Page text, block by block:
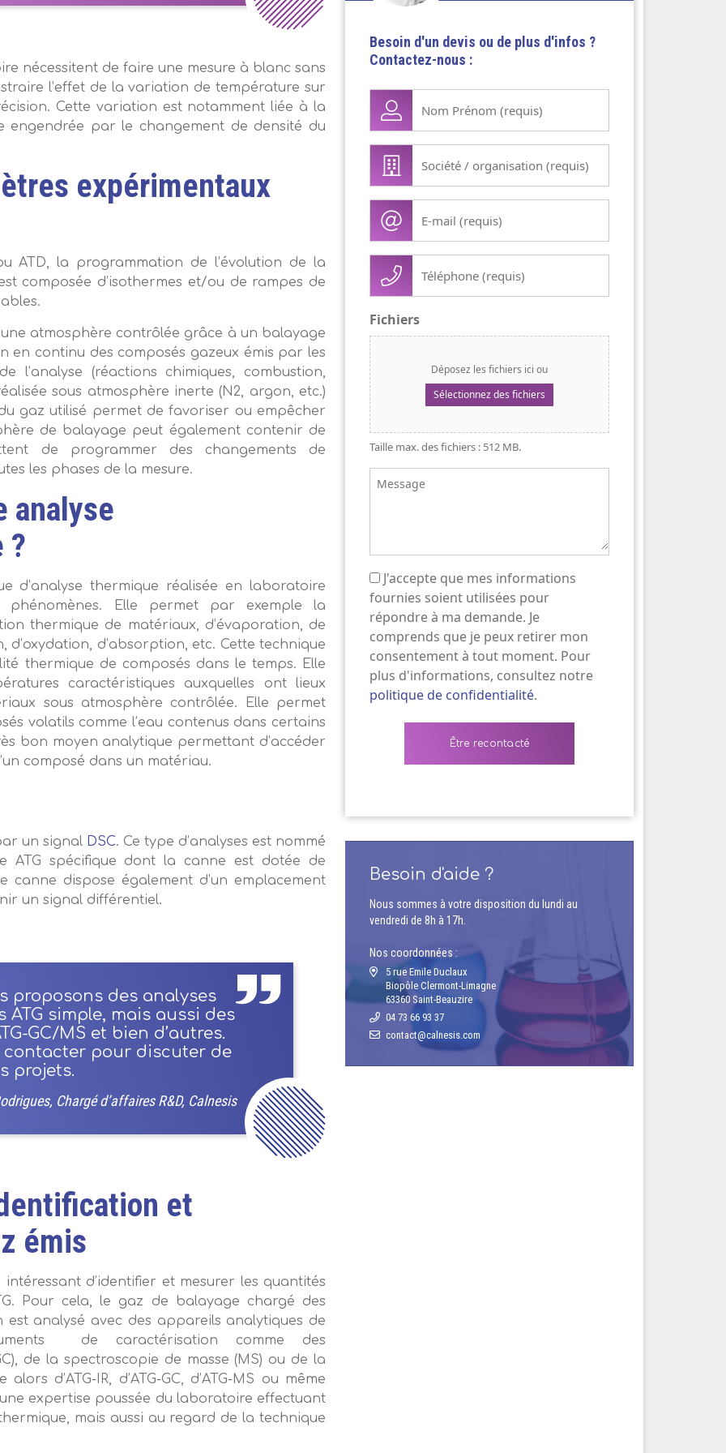
nécessitent de faire une mesure à blanc sans
l’effet de la variation de température sur
Cette variation est notamment liée à la
engendrée par le changement de densité du
expérimentaux
ATD, la programmation de l’évolution de la
composée d’isothermes et/ou de rampes de
une atmosphère contrôlée grâce à un balayage
en continu des composés gazeux émis par les
l’analyse (réactions chimiques, combustion,
sous atmosphère inerte (N2, argon, etc.)
gaz utilisé permet de favoriser ou empêcher
de balayage peut également contenir de
de programmer des changements de
les phases de la mesure.
analyse
?
d’analyse thermique réalisée en laboratoire
phénomènes. Elle permet par exemple la
thermique de matériaux, d’évaporation, de
d’absorption, etc. Cette technique
thermique de composés dans le temps. Elle
caractéristiques auxquelles ont lieux
sous atmosphère contrôlée. Elle permet
volatils comme l’eau contenus dans certains
bon moyen analytique permettant d’accéder
composé dans un matériau.
un signal DSC. Ce type d’analyses est nommé
ATG spécifique dont la canne est dotée de
dispose également d’un emplacement
un signal différentiel.
proposons des analyses
simple, mais aussi des
GC/MS et bien d’autres.
contacter pour discuter de
projets.
Chargé d’affaires R&D, Calnesis
et
émis
d’identifier et mesurer les quantités
Pour cela, le gaz de balayage chargé des
est analysé avec des appareils analytiques de
de caractérisation comme des
de la spectroscopie de masse (MS) ou de la
d’ATG-IR, d’ATG-GC, d’ATG-MS ou même
une expertise poussée du laboratoire effectuant
mais aussi au regard de la technique
Besoin d'un devis ou de plus d'infos ?
Contactez-nous :
Nom
Prénom
Société
organisation
(Nécessaire)
mail
Téléphone
(Nécessaire)
Fichiers
Déposez les fichiers ici ou
Sélectionnez des fichiers
Taille max. des fichiers : 512 MB.
Message
(Nécessaire)
J'accepte que mes informations
fournies soient utilisées pour
répondre à ma demande. Je
comprends que je peux retirer mon
consentement à tout moment. Pour
plus d'informations, consultez notre
politique de confidentialité.
Besoin d'aide ?
Nous sommes à votre disposition du lundi au
vendredi de 8h à 17h.
Nos coordonnées :
5 rue Emile Duclaux
Biopôle Clermont-Limagne
63360 Saint-Beauzire
04 73 66 93 37